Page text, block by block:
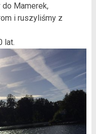
do Mamerek,
i ruszyliśmy z
lat.